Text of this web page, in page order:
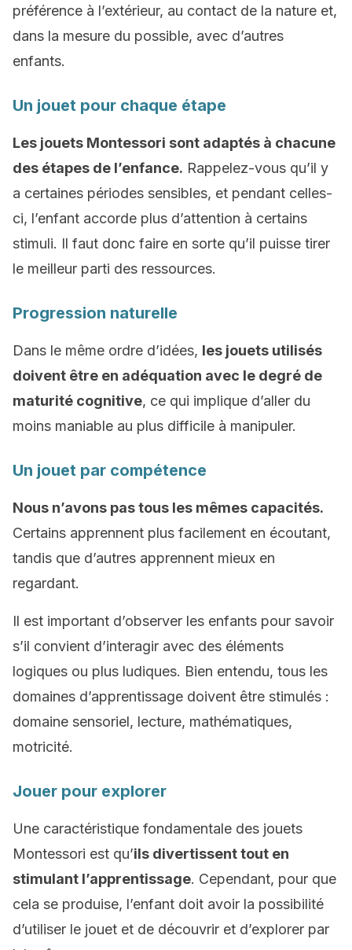
préférence à l’extérieur, au contact de la nature et,
dans la mesure du possible, avec d’autres
enfants.
Un jouet pour chaque étape
Les jouets Montessori sont adaptés à chacune
des étapes de l’enfance. Rappelez-vous qu’il y
a certaines périodes sensibles, et pendant celles-
ci, l’enfant accorde plus d’attention à certains
stimuli. Il faut donc faire en sorte qu’il puisse tirer
le meilleur parti des ressources.
Progression naturelle
Dans le même ordre d’idées, les jouets utilisés
doivent être en adéquation avec le degré de
maturité cognitive, ce qui implique d’aller du
moins maniable au plus difficile à manipuler.
Un jouet par compétence
Nous n’avons pas tous les mêmes capacités.
Certains apprennent plus facilement en écoutant,
tandis que d’autres apprennent mieux en
regardant.
Il est important d’observer les enfants pour savoir
s’il convient d’interagir avec des éléments
logiques ou plus ludiques. Bien entendu, tous les
domaines d’apprentissage doivent être stimulés :
domaine sensoriel, lecture, mathématiques,
motricité.
Jouer pour explorer
Une caractéristique fondamentale des jouets
Montessori est qu’ils divertissent tout en
stimulant l’apprentissage. Cependant, pour que
cela se produise, l’enfant doit avoir la possibilité
d’utiliser le jouet et de découvrir et d’explorer par